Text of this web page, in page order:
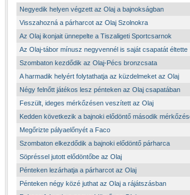
Negyedik helyen végzett az Olaj a bajnokságban
Visszahozná a párharcot az Olaj Szolnokra
Az Olaj ikonjait ünnepelte a Tiszaligeti Sportcsarnok
Az Olaj-tábor mínusz negyvennél is saját csapatát éltette
Szombaton kezdődik az Olaj-Pécs bronzcsata
A harmadik helyért folytathatja az küzdelmeket az Olaj
Négy felnőtt játékos lesz pénteken az Olaj csapatában
Feszült, ideges mérkőzésen veszített az Olaj
Kedden következik a bajnoki elődöntő második
Megőrizte pályaelőnyét a Faco
Szombaton elkezdődik a bajnoki elődöntő párharca
Söpréssel jutott elődöntőbe az Olaj
Pénteken lezárhatja a párharcot az Olaj
Pénteken négy közé juthat az Olaj a rájátszásban